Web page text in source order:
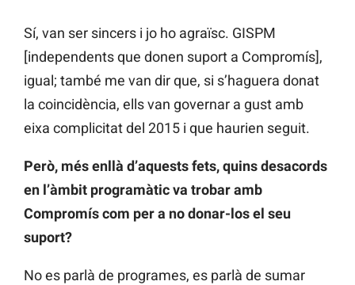
Sí, van ser sincers i jo ho agraïsc. GISPM
[independents que donen suport a Compromís],
igual; també me van dir que, si s’haguera donat
la coincidència, ells van governar a gust amb
eixa complicitat del 2015 i que haurien seguit.
Però, més enllà d’aquests fets, quins desacords
en l’àmbit programàtic va trobar amb
Compromís com per a no donar-los el seu
suport?
No es parlà de programes, es parlà de sumar